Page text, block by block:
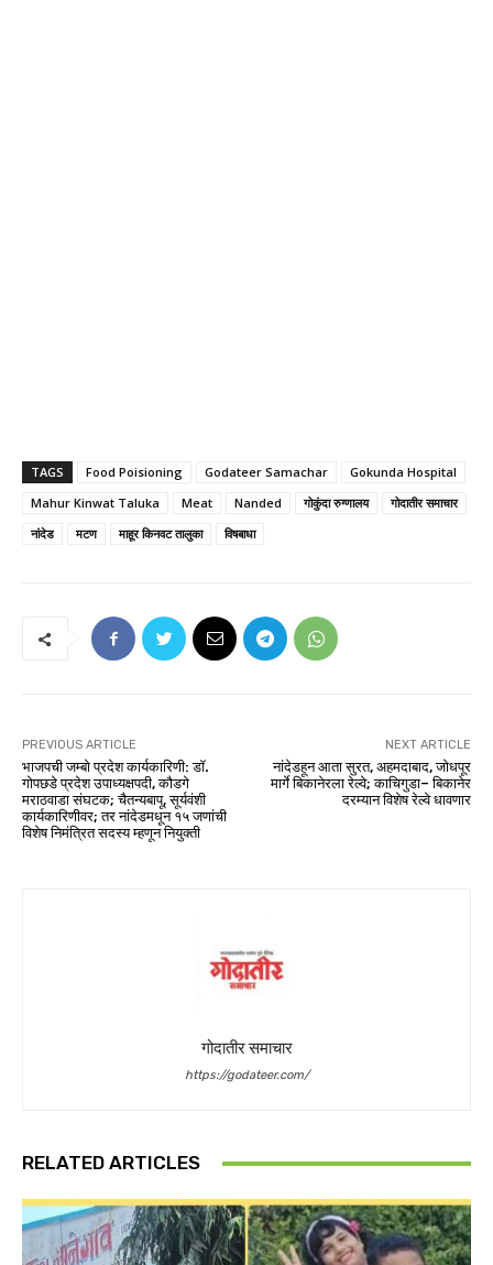
TAGS Food Poisioning Godateer Samachar
Gokunda Hospital
Mahur Kinwat Taluka
Meat Nanded गोकुंदा रुग्णालय
गोदातीर समाचार
नांदेड
मटण माहूर किनवट तालुका विषबाधा
PREVIOUS ARTICLE
भाजपची जम्बो प्रदेश कार्यकारिणी: डॉ.
गोपछडे प्रदेश उपाध्यक्षपदी, कौडगे
मराठवाडा संघटक; चैतन्यबापू, सूर्यवंशी
कार्यकारिणीवर; तर नांदेडमधून १५ जणांची
विशेष निमंत्रित सदस्य म्हणून नियुक्ती
NEXT ARTICLE
नांदेडहून आता सुरत, अहमदाबाद, जोधपूर
मार्गे बिकानेरला रेल्वे; काचिगुडा– बिकानेर
दरम्यान विशेष रेल्वे धावणार
गोदातीर समाचार
https://godateer.com/
RELATED ARTICLES